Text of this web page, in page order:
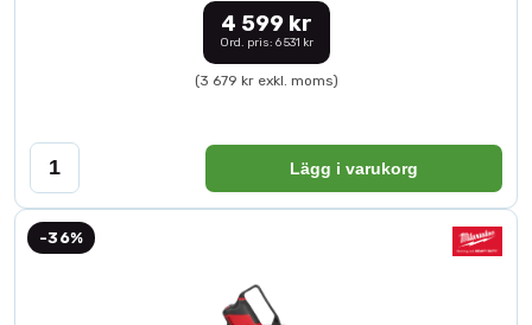
4 599 kr
Ord. pris: 6 531 kr
(3 679 kr exkl. moms)
Lägg i varukorg
-36%